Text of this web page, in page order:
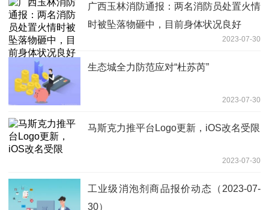
广西玉林消防通报：两名消防员处置火情
时被坠落物砸中，目前身体状况良好
2023-07-30
生态城全力防范应对“杜苏芮”
2023-07-30
马斯克力推平台Logo更新，iOS改名受限
2023-07-30
工业级消泡剂商品报价动态（2023-07-
30）